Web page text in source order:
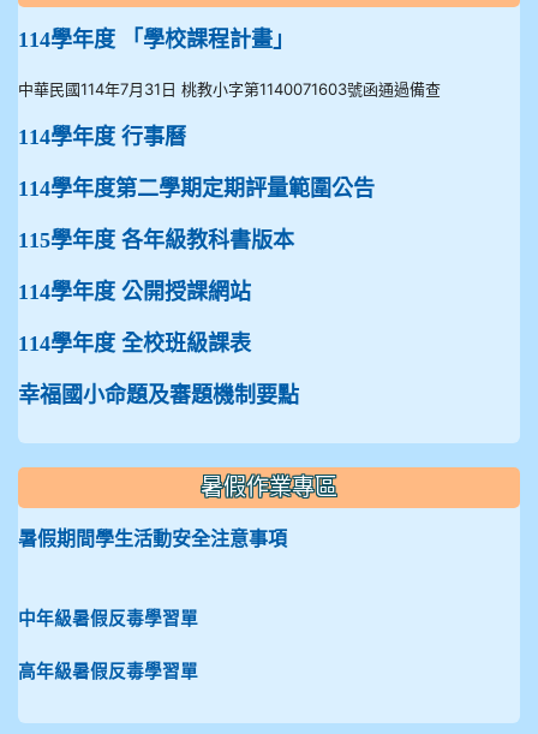
114學年度 「學校課程計畫」
中華民國114年7月31日 桃教小字第1140071603號函通過備查
114學年度 行事曆
114學年度第二學期定期評量範圍公告
115學年度 各年級教科書版本
114學年度 公開授課網站
114學年度 全校班級課表
幸福國小命題及審題機制要點
暑假作業專區
暑假期間學生活動安全注意事項
中年級暑假反毒學習單
高年級暑假反毒學習單